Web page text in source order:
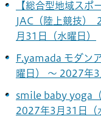
【総合型地域スポ
JAC（陸上競技
月31日（水曜日）
F.yamada モダン
曜日） ～ 2027年3
smile baby yoga
2027年3月31日（